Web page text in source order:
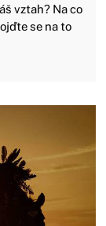
vztah? Na co
se na to